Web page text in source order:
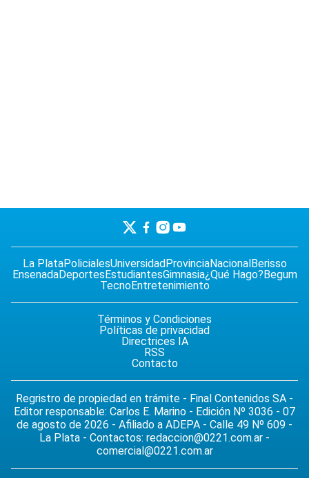
La PlataPolicialesUniversidad ProvinciaNacional Berisso
EnsenadaDeportes EstudiantesGimnasia¿Qué Hago? Begum
TecnoEntretenimiento
Términos y Condiciones
Políticas de privacidad
Directrices IA
RSS
Contacto
Regristro de propiedad en trámite - Final Contenidos SA -
Editor responsable: Carlos E. Marino - Edición Nº 3036 - 07
de agosto de 2026 - Afiliado a ADEPA - Calle 49 Nº 609 -
La Plata - Contactos: redaccion@0221.com.ar -
comercial@0221.com.ar